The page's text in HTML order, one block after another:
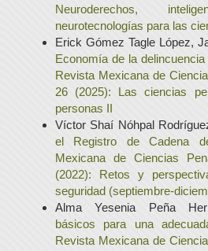
Neuroderechos,
neurotecnologías para las
Erick Gómez Tagle López,
Economía de la
Revista Mexicana de
26 (2025): Las ciencias
personas II
Víctor Shaí Nóhpal
el Registro de Cadena
Mexicana de Ciencias
(2022): Retos y
seguridad (septiembre-
Alma Yesenia Peña
básicos para una
Revista Mexicana de